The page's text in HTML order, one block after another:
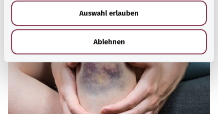
Auswahl erlauben
Ablehnen
Рекомендуемые статьи